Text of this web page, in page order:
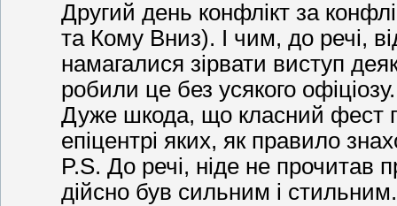
Другий день конфлікт за
та Кому Вниз). І чим, до речі,
намагалися зірвати виступ
робили це без усякого офіціозу.
Дуже шкода, що класний фест
епіцентрі яких, як правило
P.S. До речі, ніде не прочитав
дійсно був сильним і стильним.